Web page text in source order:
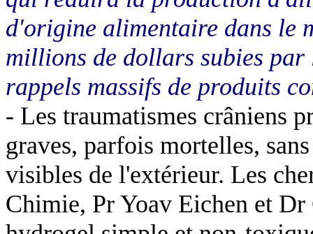
d'origine alimentaire dans le
millions de dollars subies
rappels massifs de produits
- Les traumatismes crâniens
graves, parfois mortelles,
visibles de l'extérieur. Les
Chimie, Pr Yoav Eichen et